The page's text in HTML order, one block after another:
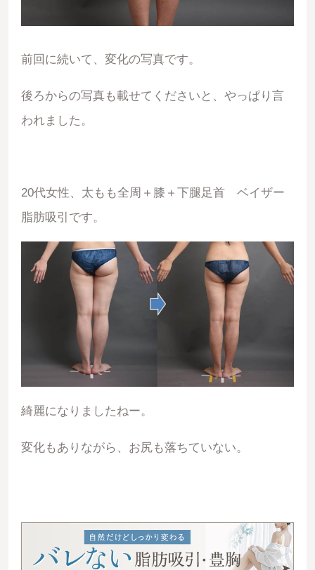
前回に続いて、変化の写真です。
後ろからの写真も載せてくださいと、やっぱり言
われました。
20代女性、太もも全周＋膝＋下腿足首 ベイザー
脂肪吸引です。
綺麗になりましたねー。
変化もありながら、お尻も落ちていない。